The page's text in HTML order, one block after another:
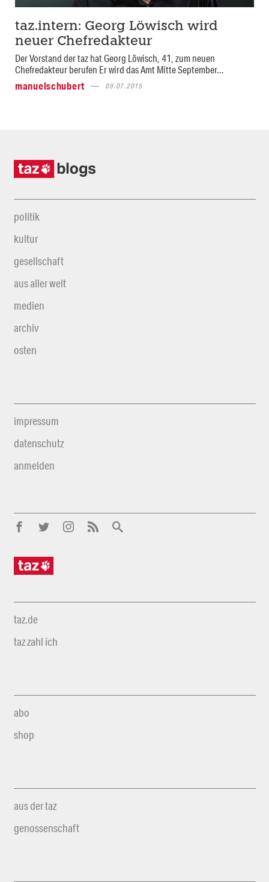
taz.intern: Georg Löwisch wird
neuer Chefredakteur
Der Vorstand der taz hat Georg Löwisch, 41, zum neuen
Chefredakteur berufen Er wird das Amt Mitte September...
manuelschubert
09.07.2015
politik
kultur
gesellschaft
aus aller welt
medien
archiv
osten
impressum
datenschutz
anmelden
taz.de
taz zahl ich
abo
shop
aus der taz
genossenschaft